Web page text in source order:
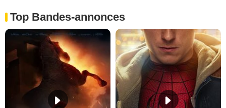
Top Bandes-annonces